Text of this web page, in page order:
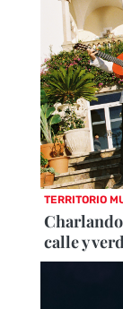
TERRITORIO
calle y